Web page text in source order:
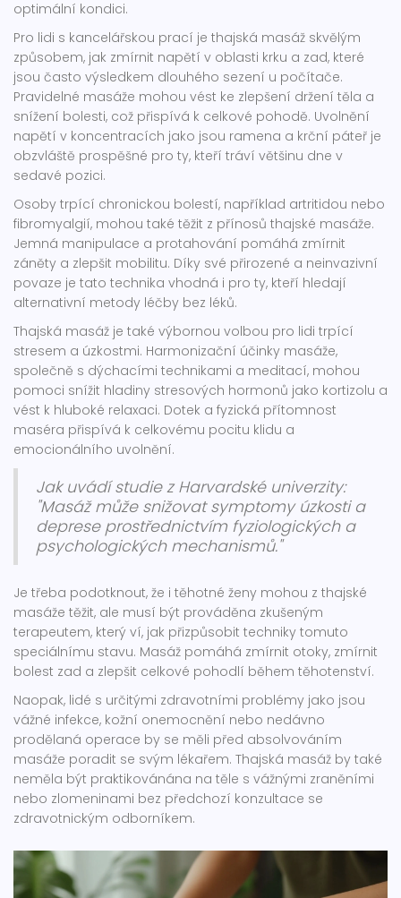
optimální kondici.
Pro lidi s kancelářskou prací je thajská masáž skvělým
způsobem, jak zmírnit napětí v oblasti krku a zad, které
jsou často výsledkem dlouhého sezení u počítače.
Pravidelné masáže mohou vést ke zlepšení držení těla a
snížení bolesti, což přispívá k celkové pohodě. Uvolnění
napětí v koncentracích jako jsou ramena a krční páteř je
obzvláště prospěšné pro ty, kteří tráví většinu dne v
sedavé pozici.
Osoby trpící chronickou bolestí, například artritidou nebo
fibromyalgií, mohou také těžit z přínosů thajské masáže.
Jemná manipulace a protahování pomáhá zmírnit
záněty a zlepšit mobilitu. Díky své přirozené a neinvazivní
povaze je tato technika vhodná i pro ty, kteří hledají
alternativní metody léčby bez léků.
Thajská masáž je také výbornou volbou pro lidi trpící
stresem a úzkostmi. Harmonizační účinky masáže,
společně s dýchacími technikami a meditací, mohou
pomoci snížit hladiny stresových hormonů jako kortizolu a
vést k hluboké relaxaci. Dotek a fyzická přítomnost
maséra přispívá k celkovému pocitu klidu a
emocionálního uvolnění.
Jak uvádí studie z Harvardské univerzity:
"Masáž může snižovat symptomy úzkosti a
deprese prostřednictvím fyziologických a
psychologických mechanismů."
Je třeba podotknout, že i těhotné ženy mohou z thajské
masáže těžit, ale musí být prováděna zkušeným
terapeutem, který ví, jak přizpůsobit techniky tomuto
speciálnímu stavu. Masáž pomáhá zmírnit otoky, zmírnit
bolest zad a zlepšit celkové pohodlí během těhotenství.
Naopak, lidé s určitými zdravotními problémy jako jsou
vážné infekce, kožní onemocnění nebo nedávno
prodělaná operace by se měli před absolvováním
masáže poradit se svým lékařem. Thajská masáž by také
neměla být praktikovánána na těle s vážnými zraněními
nebo zlomeninami bez předchozí konzultace se
zdravotnickým odborníkem.